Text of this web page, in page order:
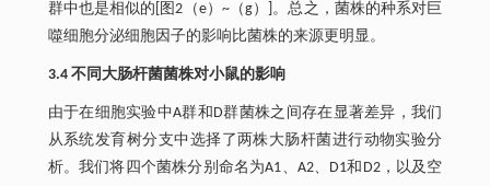
群中也是相似的[图2（e）~（g）]。总之，菌株的种系对巨
噬细胞分泌细胞因子的影响比菌株的来源更明显。
3.4 不同大肠杆菌菌株对小鼠的影响
由于在细胞实验中A群和D群菌株之间存在显著差异，我们
从系统发育树分支中选择了两株大肠杆菌进行动物实验分
析。我们将四个菌株分别命名为A1、A2、D1和D2，以及空